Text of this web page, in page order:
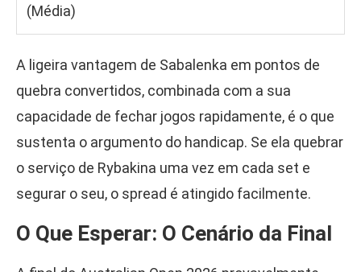
(Média)
A ligeira vantagem de Sabalenka em pontos de
quebra convertidos, combinada com a sua
capacidade de fechar jogos rapidamente, é o que
sustenta o argumento do handicap. Se ela quebrar
o serviço de Rybakina uma vez em cada set e
segurar o seu, o spread é atingido facilmente.
O Que Esperar: O Cenário da Final